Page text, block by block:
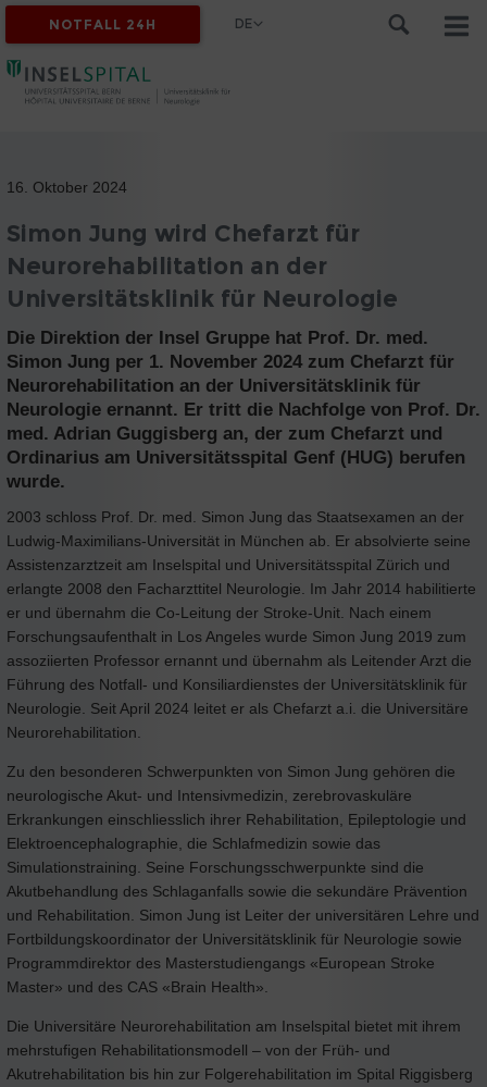
NOTFALL 24H DE
16. Oktober 2024
Simon Jung wird Chefarzt für
Neurorehabilitation an der
Universitätsklinik für Neurologie
Die Direktion der Insel Gruppe hat Prof. Dr. med.
Simon Jung per 1. November 2024 zum Chefarzt für
Neurorehabilitation an der Universitätsklinik für
Neurologie ernannt. Er tritt die Nachfolge von Prof. Dr.
med. Adrian Guggisberg an, der zum Chefarzt und
Ordinarius am Universitätsspital Genf (HUG) berufen
wurde.
2003 schloss Prof. Dr. med. Simon Jung das Staatsexamen an der
Ludwig-Maximilians-Universität in München ab. Er absolvierte seine
Assistenzarztzeit am Inselspital und Universitätsspital Zürich und
erlangte 2008 den Facharzttitel Neurologie. Im Jahr 2014 habilitierte
er und übernahm die Co-Leitung der Stroke-Unit. Nach einem
Forschungsaufenthalt in Los Angeles wurde Simon Jung 2019 zum
assoziierten Professor ernannt und übernahm als Leitender Arzt die
Führung des Notfall- und Konsiliardienstes der Universitätsklinik für
Neurologie. Seit April 2024 leitet er als Chefarzt a.i. die Universitäre
Neurorehabilitation.
Zu den besonderen Schwerpunkten von Simon Jung gehören die
neurologische Akut- und Intensivmedizin, zerebrovaskuläre
Erkrankungen einschliesslich ihrer Rehabilitation, Epileptologie und
Elektroencephalographie, die Schlafmedizin sowie das
Simulationstraining. Seine Forschungsschwerpunkte sind die
Akutbehandlung des Schlaganfalls sowie die sekundäre Prävention
und Rehabilitation. Simon Jung ist Leiter der universitären Lehre und
Fortbildungskoordinator der Universitätsklinik für Neurologie sowie
Programmdirektor des Masterstudiengangs «European Stroke
Master» und des CAS «Brain Health».
Die Universitäre Neurorehabilitation am Inselspital bietet mit ihrem
mehrstufigen Rehabilitationsmodell – von der Früh- und
Akutrehabilitation bis hin zur Folgerehabilitation im Spital Riggisberg